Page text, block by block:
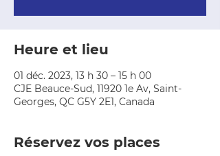
Heure et lieu
01 déc. 2023, 13 h 30 – 15 h 00
CJE Beauce-Sud, 11920 1e Av, Saint-
Georges, QC G5Y 2E1, Canada
Réservez vos places